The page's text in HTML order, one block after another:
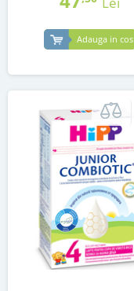
Adauga in cos